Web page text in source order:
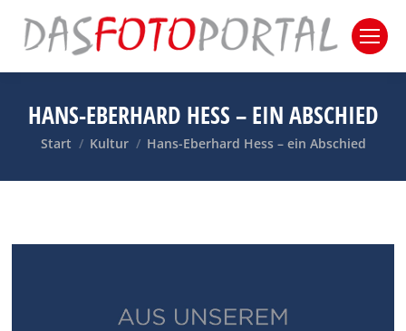
HANS-EBERHARD HESS – EIN ABSCHIED
Sie befinden sich hier:
Start Kultur Hans-Eberhard Hess – ein Abschied